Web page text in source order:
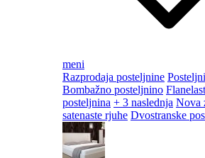
meni
Razprodaja posteljnine
Bombažno posteljnino
posteljnina + 3 naslednja Nova
satenaste rjuhe Dvostranske